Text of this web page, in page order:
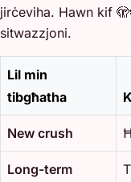
jirċeviha. Hawn kif
sitwazzjoni.
Lil min
tibgħatha
New crush
Long-term